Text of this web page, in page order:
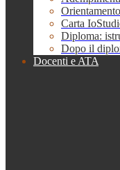
Orientamento
Carta
Diploma:
Dopo il
Docenti e ATA